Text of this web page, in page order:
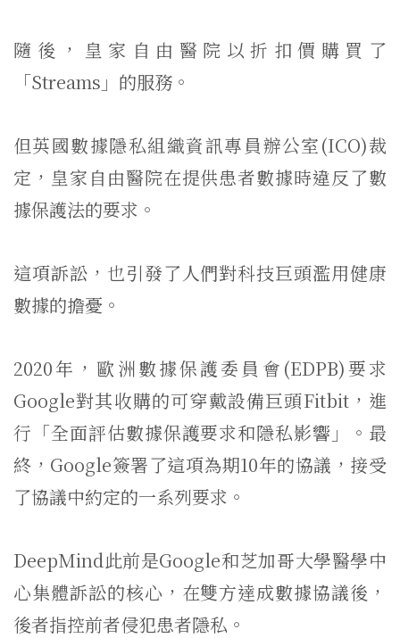
隨後，皇家自由醫院以折扣價購買了
「Streams」的服務。
但英國數據隱私組織資訊專員辦公室(ICO)裁
定，皇家自由醫院在提供患者數據時違反了數
據保護法的要求。
這項訴訟，也引發了人們對科技巨頭濫用健康
數據的擔憂。
2020年，歐洲數據保護委員會(EDPB)要求
Google對其收購的可穿戴設備巨頭Fitbit，進
行「全面評估數據保護要求和隱私影響」。最
終，Google簽署了這項為期10年的協議，接受
了協議中約定的一系列要求。
DeepMind此前是Google和芝加哥大學醫學中
心集體訴訟的核心，在雙方達成數據協議後，
後者指控前者侵犯患者隱私。